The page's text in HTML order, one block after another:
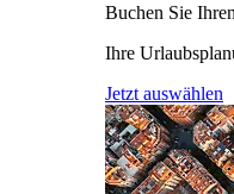
Buchen Sie
Ihre
Jetzt auswählen